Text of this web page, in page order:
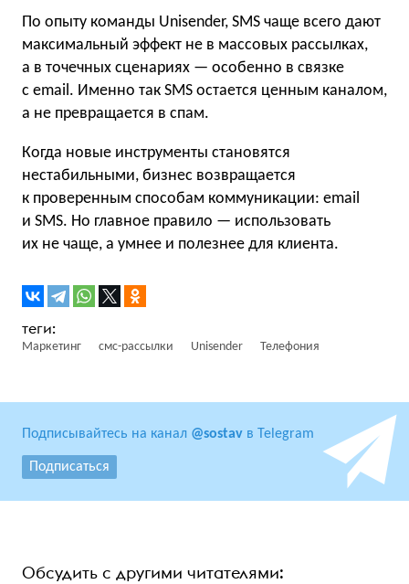
По опыту команды Unisender, SMS чаще всего дают
максимальный эффект не в массовых рассылках,
а в точечных сценариях — особенно в связке
с email. Именно так SMS остается ценным каналом,
а не превращается в спам.
Когда новые инструменты становятся
нестабильными, бизнес возвращается
к проверенным способам коммуникации: email
и SMS. Но главное правило — использовать
их не чаще, а умнее и полезнее для клиента.
Маркетинг смс-рассылки Unisender Телефония
Подписывайтесь на канал @sostav в Telegram
Подписаться
Обсудить с другими читателями: